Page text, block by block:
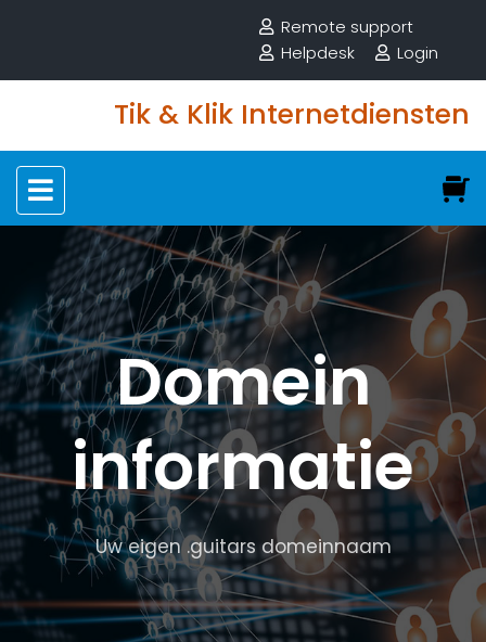
Remote support
Helpdesk
Login
Tik & Klik Internetdiensten
Domein
informatie
Uw eigen .guitars domeinnaam